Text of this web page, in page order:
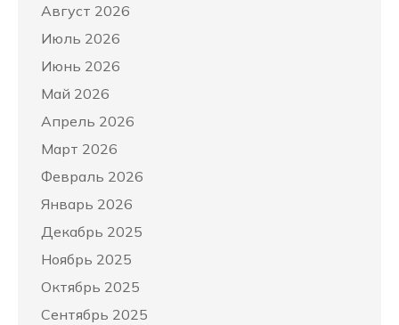
Август 2026
Июль 2026
Июнь 2026
Май 2026
Апрель 2026
Март 2026
Февраль 2026
Январь 2026
Декабрь 2025
Ноябрь 2025
Октябрь 2025
Сентябрь 2025